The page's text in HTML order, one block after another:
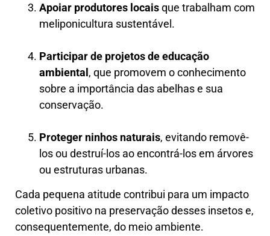
Apoiar produtores locaisque trabalham com
meliponicultura sustentável.
Participar de projetos de educação
ambiental, que promovem o conhecimento
sobre a importância das abelhas e sua
conservação.
Proteger ninhos naturais, evitando removê-
los ou destruí-los ao encontrá-los em árvores
ou estruturas urbanas.
Cada pequena atitude contribui para um impacto
coletivo positivo na preservação desses insetos e,
consequentemente, do meio ambiente.